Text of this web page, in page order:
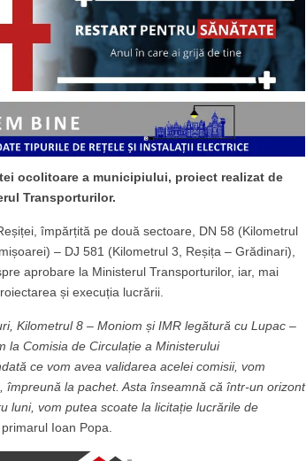
ocolitoare a municipiului, proiect realizat de
Transporturilor.
împărțită pe două sectoare, DN 58 (Kilometrul
– DJ 581 (Kilometrul 3, Reșița – Grădinari),
aprobare la Ministerul Transporturilor, iar, mai
și execuția lucrării.
Kilometrul 8 – Moniom și IMR legătură cu Lupac –
la Comisia de Circulație a Ministerului
ce vom avea validarea acelei comisii, vom
împreună la pachet. Asta înseamnă că într-un orizont
luni, vom putea scoate la licitație lucrările de
Ioan Popa.